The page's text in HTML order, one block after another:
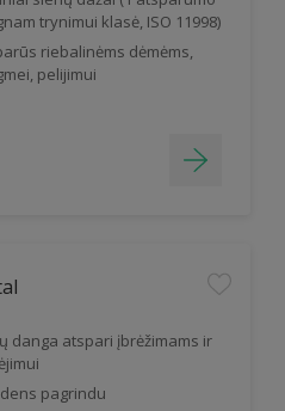
trynimui klasė, ISO 11998)
riebalinėms dėmėms,
pelijimui
danga atspari įbrėžimams ir
pagrindu